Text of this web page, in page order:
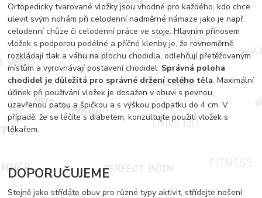
Ortopedicky tvarované vložky jsou vhodné pro každého, kdo chce
ulevit svým nohám při celodenní nadměrné námaze jako je např.
celodenní chůze či celodenní práce ve stoje. Hlavním přínosem
vložek s podporou podélné a příčné klenby je, že rovnoměrně
rozkládají tlak a váhu na plochu chodidla, odlehčují přetěžovaným
místům a vyrovnávají postavení chodidel. Správná poloha
chodidel je důležitá pro správné držení celého těla. Maximální
účinek při používání vložek je dosažen v obuvi s pevnou,
uzavřenou patou a špičkou a s výškou podpatku do 4 cm. V
případě, že se léčíte s diabetem, konzultujte použití vložek s
lékařem.
DOPORUČUJEME
Stejně jako střídáte obuv pro různé typy aktivit, střídejte nošení